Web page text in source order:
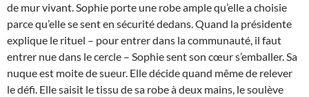
de mur vivant. Sophie porte une robe ample qu’elle a choisie
parce qu’elle se sent en sécurité dedans. Quand la présidente
explique le rituel – pour entrer dans la communauté, il faut
entrer nue dans le cercle – Sophie sent son cœur s’emballer. Sa
nuque est moite de sueur. Elle décide quand même de relever
le défi. Elle saisit le tissu de sa robe à deux mains, le soulève